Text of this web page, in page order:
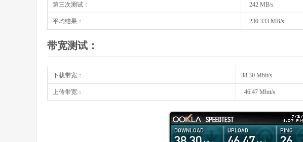
第三次测试： 242 MB/s
平均结果： 230.333 MB/s
带宽测试：
下载带宽： 38.30 Mbit/s
上传带宽： 46.47 Mbit/s